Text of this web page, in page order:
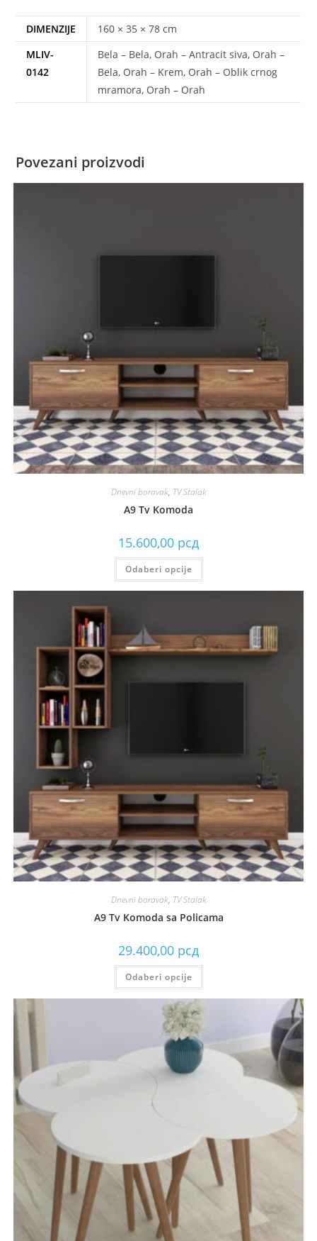
DIMENZIJE
160 × 35 × 78 cm
MLIV-
0142
Bela – Bela, Orah – Antracit siva, Orah –
Bela, Orah – Krem, Orah – Oblik crnog
mramora, Orah – Orah
Povezani proizvodi
Dnevni boravak, TV Stalak
A9 Tv Komoda
15.600,00 рсд
Odaberi opcije
Dnevni boravak, TV Stalak
A9 Tv Komoda sa Policama
29.400,00 рсд
Odaberi opcije